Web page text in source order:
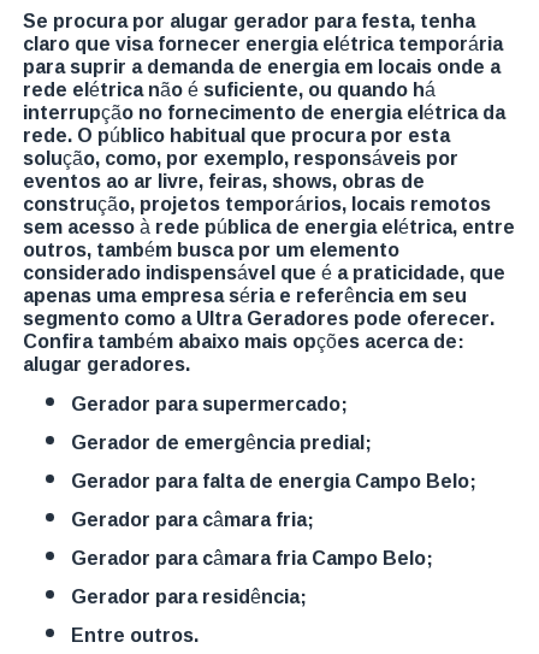
Se procura por alugar gerador para festa, tenha
claro que visa fornecer energia elétrica temporária
para suprir a demanda de energia em locais onde a
rede elétrica não é suficiente, ou quando há
interrupção no fornecimento de energia elétrica da
rede. O público habitual que procura por esta
solução, como, por exemplo, responsáveis por
eventos ao ar livre, feiras, shows, obras de
construção, projetos temporários, locais remotos
sem acesso à rede pública de energia elétrica, entre
outros, também busca por um elemento
considerado indispensável que é a praticidade, que
apenas uma empresa séria e referência em seu
segmento como a Ultra Geradores pode oferecer.
Confira também abaixo mais opções acerca de:
alugar geradores.
gerador para supermercado;
gerador de emergência predial;
gerador para falta de energia Campo Belo;
gerador para câmara fria;
gerador para câmara fria Campo Belo;
gerador para residência;
entre outros.